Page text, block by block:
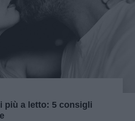
più a letto: 5 consigli